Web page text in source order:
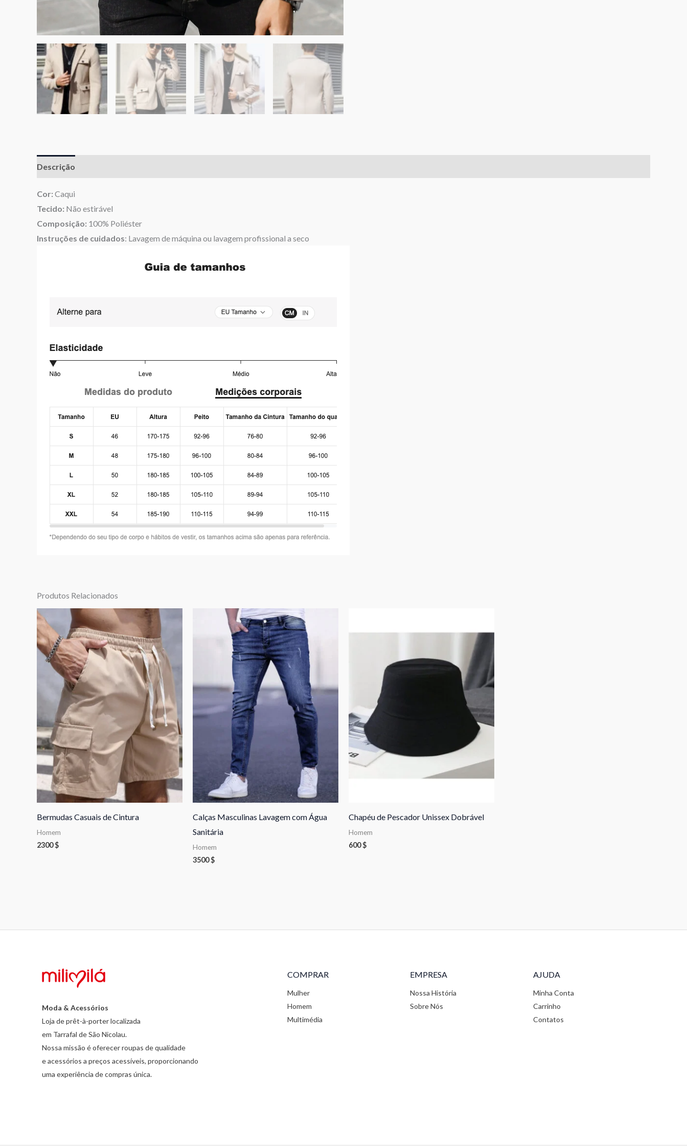
Descrição
Cor: Caqui
Tecido: Não estirável
Composição: 100% Poliéster
Instruções de cuidados: Lavagem de máquina ou lavagem profissional a seco
Produtos Relacionados
Bermudas Casuais de Cintura
Homem
2300$
Calças Masculinas Lavagem com Água
Sanitária
Homem
3500$
Chapéu de Pescador Unissex Dobrável
Homem
600$
Moda & Acessórios
Loja de prêt-à-porter localizada
em Tarrafal de São Nicolau.
Nossa missão é oferecer roupas de qualidade
e acessórios a preços acessíveis, proporcionando
uma experiência de compras única.
COMPRAR
Mulher
Homem
Multimédia
EMPRESA
Nossa História
Sobre Nós
AJUDA
Minha Conta
Carrinho
Contatos